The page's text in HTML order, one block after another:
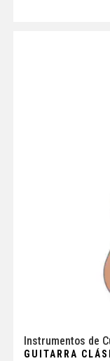
Instrumentos de
GUITARRA